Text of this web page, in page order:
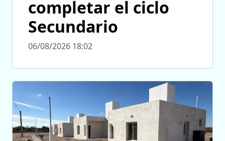
completar el ciclo
Secundario
06/08/2026 18:02